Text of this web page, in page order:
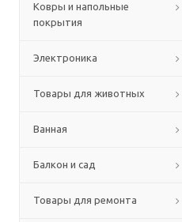
Ковры и напольные
покрытия
Электроника
Товары для животных
Ванная
Балкон и сад
Товары для ремонта